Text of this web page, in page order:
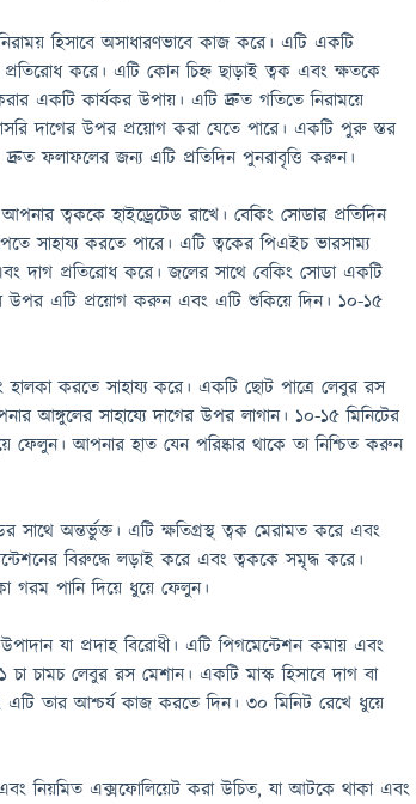
হিসাবে অসাধারণভাবে কাজ করে। এটি একটি
প্রতিরোধ করে। এটি কোন চিহ্ন ছাড়াই ত্বক এবং ক্ষতকে
একটি কার্যকর উপায়। এটি দ্রুত গতিতে নিরাময়ে
দাগের উপর প্রয়োগ করা যেতে পারে। একটি পুরু স্তর
ফলাফলের জন্য এটি প্রতিদিন পুনরাবৃত্তি করুন।
ত্বককে হাইড্রেটেড রাখে। বেকিং সোডার প্রতিদিন
সাহায্য করতে পারে। এটি ত্বকের পিএইচ ভারসাম্য
দাগ প্রতিরোধ করে। জলের সাথে বেকিং সোডা একটি
উপর এটি প্রয়োগ করুন এবং এটি শুকিয়ে দিন। 10-15
করতে সাহায্য করে। একটি ছোট পাত্রে লেবুর রস
আঙ্গুলের সাহায্যে দাগের উপর লাগান। 10-15 মিনিটের
আপনার হাত যেন পরিষ্কার থাকে তা নিশ্চিত করুন
সাথে অন্তর্ভুক্ত। এটি ক্ষতিগ্রস্থ ত্বক মেরামত করে এবং
বিরুদ্ধে লড়াই করে এবং ত্বককে সমৃদ্ধ করে।
গরম পানি দিয়ে ধুয়ে ফেলুন।
যা প্রদাহ বিরোধী। এটি পিগমেন্টেশন কমায় এবং
চামচ লেবুর রস মেশান। একটি মাস্ক হিসাবে দাগ বা
তার আশ্চর্য কাজ করতে দিন। 30 মিনিট রেখে ধুয়ে
নিয়মিত এক্সফোলিয়েট করা উচিত, যা আটকে থাকা এবং